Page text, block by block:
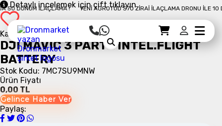
DÖNÜM İLAÇLAMA ! YENI AGROTOD S70 ZIRAI İLAÇLAMA DRONU İLE 10
Sepet
Sepet Detayı Ödemeye Geç
Detaylı incelemek için çift tıklayın
Kategori:
DJI MAVIC 3 PART2 INTEL.FLIGHT
BATTERY
Stok Kodu: 7MC7SU9MNW
Ürün Fiyatı
0,00 TL
Gelince Haber Ver
Paylaş: